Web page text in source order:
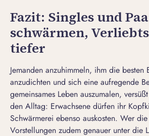
Fazit: Singles und
schwärmen,
tiefer
Jemanden anzuhimmeln, ihm die besten
anzudichten und sich eine aufregende
gemeinsames Leben auszumalen,
den Alltag: Erwachsene dürfen ihr
Schwärmerei ebenso auskosten. Wer
Vorstellungen zudem genauer unter die